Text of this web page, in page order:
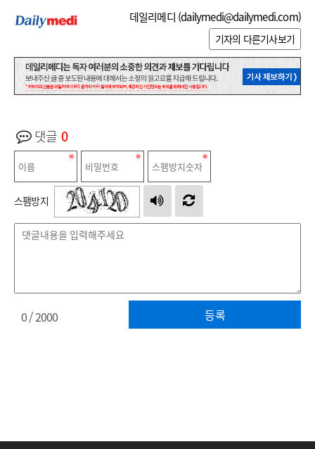
데일리메디 (dailymedi@dailymedi.com)
기자의 다른기사보기
댓글 0
스팸방지
등록
0/ 2000